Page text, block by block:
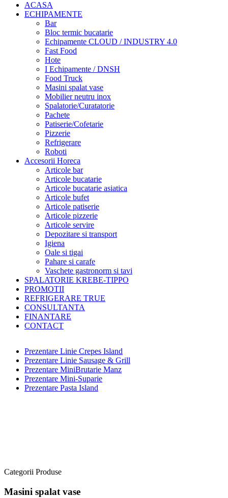
ACASA
ECHIPAMENTE
Bar
Bloc termic bucatarie
Echipamente CLOUD / INDUSTRY 4.0
Fast Food
Hote
I Echipamente / DNSH
Food Truck
Masini spalat vase
Mobilier neutru inox
Spalatorie/Curatatorie
Pachete
Patiserie/Cofetarie
Pizzerie
Refrigerare
Roboti
Accesorii Horeca
Articole bar
Articole bucatarie
Articole bucatarie asiatica
Articole bufet
Articole patiserie
Articole pizzerie
Articole servire
Depozitare si transport
Igiena
Oale si tigai
Pahare si carafe
Vaschete gastronorm si tavi
SPALATORIE KREBE-TIPPO
PROMOTII
REFRIGERARE TRUE
CONSULTANTA
FINANTARE
CONTACT
Prezentare Linie Crepes Island
Prezentare Linie Sausage & Grill
Prezentare MiniBrutarie Manz
Prezentare Mini-Suparie
Prezentare Pasta Island
Categorii Produse
Masini spalat vase